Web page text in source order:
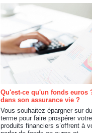
Qu'est-ce qu'un fonds euros
dans son assurance vie ?
Vous souhaitez épargner sur
terme pour faire prospérer
produits financiers s’offrent à